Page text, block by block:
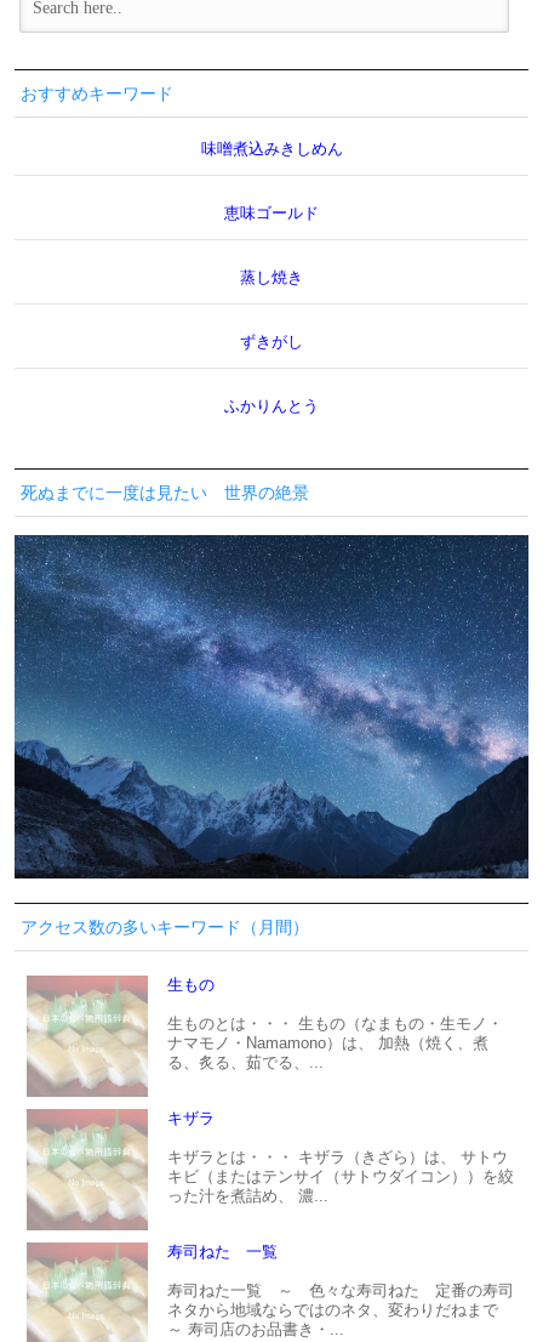
おすすめキーワード
味噌煮込みきしめん
恵味ゴールド
蒸し焼き
ずきがし
ふかりんとう
死ぬまでに一度は見たい 世界の絶景
アクセス数の多いキーワード（月間）
生もの
生ものとは・・・ 生もの（なまもの・生モノ・
ナマモノ・Namamono）は、 加熱（焼く、煮
る、炙る、茹でる、...
キザラ
キザラとは・・・ キザラ（きざら）は、 サトウ
キビ（またはテンサイ（サトウダイコン））を絞
った汁を煮詰め、 濃...
寿司ねた 一覧
寿司ねた一覧 ～ 色々な寿司ねた 定番の寿司
ネタから地域ならではのネタ、変わりだねまで
～ 寿司店のお品書き・...